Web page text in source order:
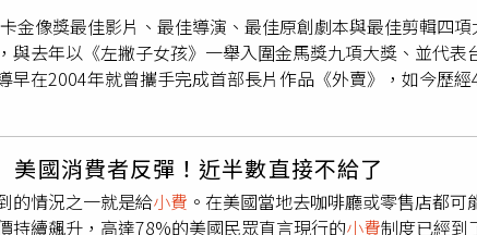
，並未明文規定未成年人不得入住。不過，多數汽車旅館
不得單獨辦理住宿或休息；至於一般旅館或飯店，部分業
人同意書後，辦理入住。
、湯250，阿嬤用差不多的價格吃到飽，根本賺爛」。也有
前也遇過，晚餐時間800多塊，貴婦阿姨進來只喝了味噌湯
等級，轉身甩了6千給我當小費」、「以前我們在飯店打工
都沒動就走人了」、「以前在日本料理店打工，有客人點了
半就走了」。還有人說，「還有只吃水果的，吃完就閃的阿
著，桌上一盤水果一盤餅乾、幾杯茶，簡簡單單」、「去
」、「之前在日本的五星級飯店用自助餐時，曾看過一位貴
小時」、「住附近、交通方便，大概中產以上的人會這樣，
金像獎最佳影片、最佳導演、最佳原創劇本與最佳剪輯四
與去年以《左撇子女孩》一舉入圍金馬獎九項大獎、並代表
早在2004年就曾攜手完成首部長片作品《外賣》，如今歷
名導創作生涯的起點，一窺其最原始、也最純粹的電影創作
完整展現了西恩貝克日後聞名全球的創作風格。故事描述
哈頓的大街小巷，努力賺取足夠的小費，以償還偷渡來美所
帶領觀眾看見城市底層勞動者不為人知的處境，也揭露了
言：「回頭來看，《外賣》確實成為我之後所有作品的藍圖
國消費者反彈！近半數直接不給了
的情況之一就是給小費 。在美國當地去咖啡廳或零售店都可
持續飆升，高達78%的美國民眾直言現行的小費制度已經到